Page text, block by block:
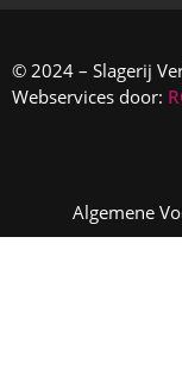
© 2024 – Slagerij
Webservices door:
Algemene